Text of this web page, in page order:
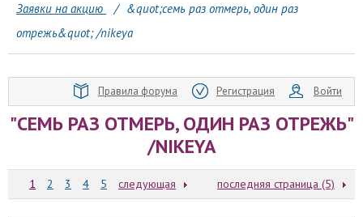
Заявки на акцию
/ &quot;семь раз отмерь, один раз
отрежь&quot; /nikeya
Правила форума Регистрация Войти
"СЕМЬ РАЗ ОТМЕРЬ, ОДИН РАЗ ОТРЕЖЬ"
/NIKEYA
1 2 3 4 5 следующая последняя страница (5)